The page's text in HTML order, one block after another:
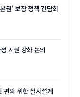
권' 보장 정책 간담회
지원 강화 논의
편의 위한 실시설계